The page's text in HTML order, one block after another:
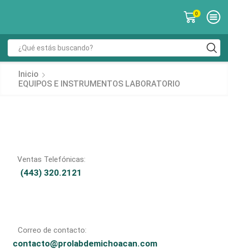
0
Inicio
EQUIPOS E INSTRUMENTOS LABORATORIO
Ventas Telefónicas:
(443) 320.2121
Correo de contacto:
contacto@prolabdemichoacan.com